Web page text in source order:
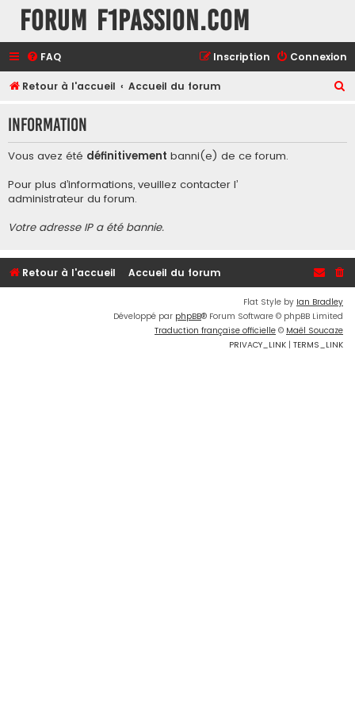
Forum F1Passion.com
FAQ Connexion
Inscription
Retour à l'accueil Accueil du forum
h
Information
Vous avez été définitivement banni(e) de ce forum.
Pour plus d’informations, veuillez contacter l’
administrateur du forum.
Votre adresse IP a été bannie.
Retour à l'accueil Accueil du forum
Flat Style by Ian Bradley
Développé par phpBB® Forum Software © phpBB Limited
Traduction française officielle © Maël Soucaze
PRIVACY_LINK | TERMS_LINK